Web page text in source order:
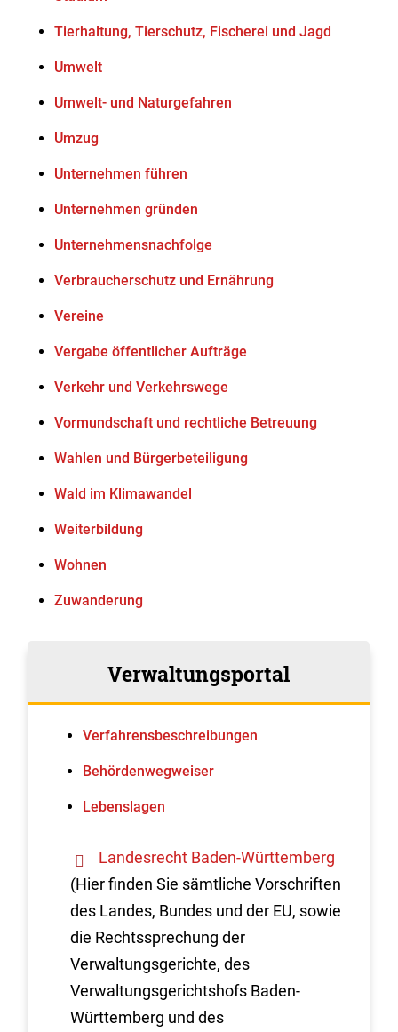
Tierhaltung, Tierschutz, Fischerei und Jagd
Umwelt
Umwelt- und Naturgefahren
Umzug
Unternehmen führen
Unternehmen gründen
Unternehmensnachfolge
Verbraucherschutz und Ernährung
Vereine
Vergabe öffentlicher Aufträge
Verkehr und Verkehrswege
Vormundschaft und rechtliche Betreuung
Wahlen und Bürgerbeteiligung
Wald im Klimawandel
Weiterbildung
Wohnen
Zuwanderung
Verwaltungsportal
Verfahrens­beschreibungen
Behördenwegweiser
Lebenslagen
Landesrecht Baden-Württemberg
(Hier finden Sie sämtliche Vorschriften
des Landes, Bundes und der EU, sowie
die Rechtssprechung der
Verwaltungsgerichte, des
Verwaltungsgerichtshofs Baden-
Württemberg und des